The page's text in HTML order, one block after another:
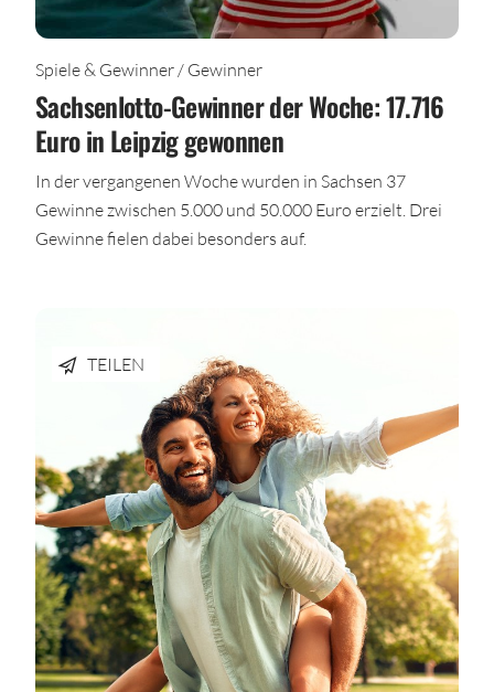
Spiele & Gewinner / Gewinner
Sachsenlotto-Gewinner der Woche: 17.716
Euro in Leipzig gewonnen
In der vergangenen Woche wurden in Sachsen 37
Gewinne zwischen 5.000 und 50.000 Euro erzielt. Drei
Gewinne fielen dabei besonders auf.
TEILEN